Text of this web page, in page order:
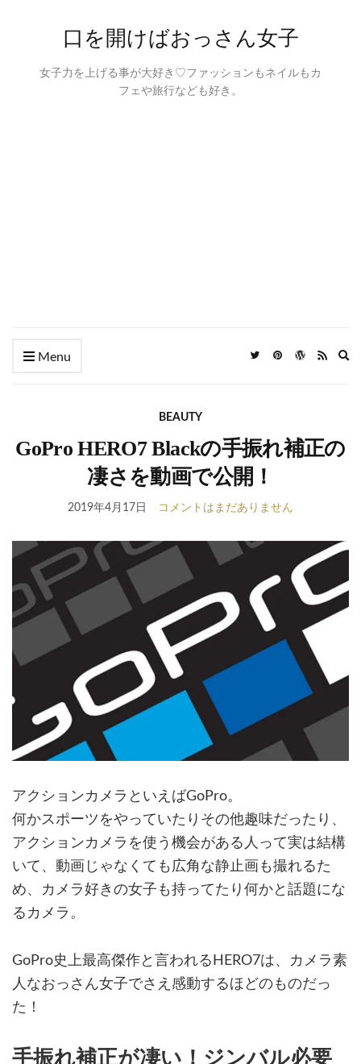
口を開けばおっさん女子
女子力を上げる事が大好き♡ファッションもネイルもカ
フェや旅行なども好き。
Menu
BEAUTY
GoPro HERO7 Blackの手振れ補正の
凄さを動画で公開！
2019年4月17日 コメントはまだありません
アクションカメラといえばGoPro。
何かスポーツをやっていたりその他趣味だったり、
アクションカメラを使う機会がある人って実は結構
いて、動画じゃなくても広角な静止画も撮れるた
め、カメラ好きの女子も持ってたり何かと話題にな
るカメラ。
GoPro史上最高傑作と言われるHERO7は、カメラ素
人なおっさん女子でさえ感動するほどのものだっ
た！
手振れ補正が凄い！ジンバル必要